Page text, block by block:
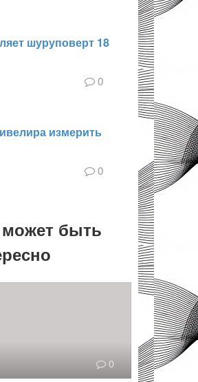
шуруповерт 18
0
измерить
0
быть
0